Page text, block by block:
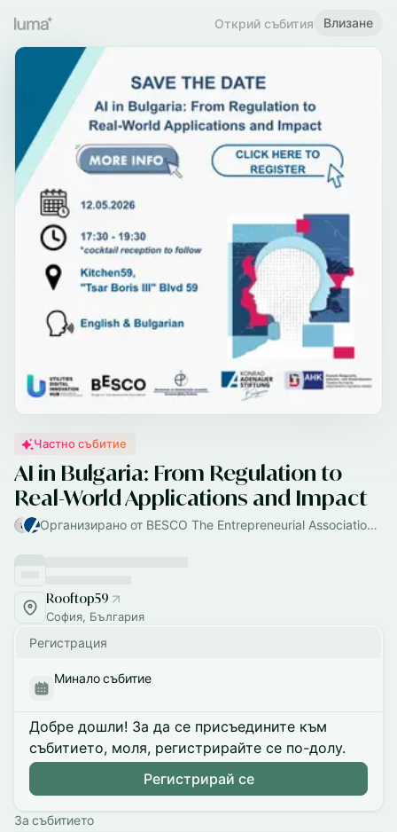
Открий събития Влизане
Частно събитие
AI in Bulgaria: From Regulation to
Real-World Applications and Impact
Организирано от BESCO The Entrepreneurial Association и Konrad-Adenauer-Stiftung Buglaria
Rooftop59
София, България
Регистрация
Минало събитие
Добре дошли! За да се присъедините към
събитието, моля, регистрирайте се по-долу.
Регистрирай се
За събитието